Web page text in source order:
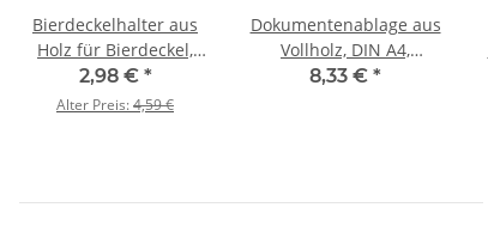
Bierdeckelhalter aus
Holz für Bierdeckel,
125 × 125 × 45 mm
2,98 € *
Alter Preis:4,59 €
Dokumentenablage aus
Vollholz, DIN A4,
Querformat 34 x 27 x 7
8,33 € *